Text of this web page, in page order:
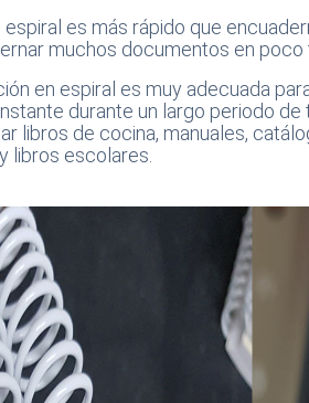
espiral es más rápido que
muchos documentos en poco
en espiral es muy adecuada
durante un largo periodo
libros de cocina, manuales,
libros escolares.